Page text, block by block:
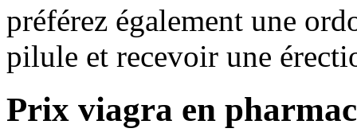
préférez également une
pilule et recevoir une
Prix viagra en